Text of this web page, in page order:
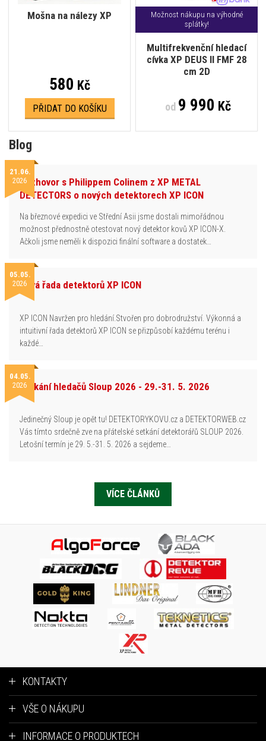
Mošna na nálezy XP
580 Kč
PŘIDAT DO KOŠÍKU
Možnost nákupu na výhodné
splátky!
Multifrekvenční hledací
cívka XP DEUS II FMF 28
cm 2D
od9 990 Kč
Blog
21.06.
2026Rozhovor s Philippem Colinem z XP METAL
DETECTORS o nových detektorech XP ICON
Na březnové expedici ve Střední Asii jsme dostali mimořádnou
možnost přednostně otestovat nový detektor kovů XP ICON-X.
Ačkoli jsme neměli k dispozici finální software a dostatek…
05.05.
2026Nová řada detektorů XP ICON
XP ICON Navržen pro hledání.Stvořen pro dobrodružství. Výkonná a
intuitivní řada detektorů XP ICON se přizpůsobí každému terénu i
každé…
04.05.
2026Setkání hledačů Sloup 2026 - 29.-31. 5. 2026
Jedinečný Sloup je opět tu! DETEKTORYKOVU.cz a DETEKTORWEB.cz
Vás tímto srdečně zve na přátelské setkání detektorářů SLOUP 2026.
Letošní termín je 29. 5.-31. 5. 2026 a sejdeme…
VÍCE ČLÁNKŮ
KONTAKTY
VŠE O NÁKUPU
INFORMACE O PRODUKTECH